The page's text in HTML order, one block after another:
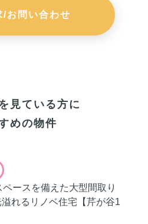
/お問い合わせ
見ている方に
めの物件
ースを備えた大型間取り
れるリノベ住宅【芹が谷1